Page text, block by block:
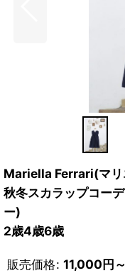
Mariella Ferrari(マリ
秋冬スカラップコー
ー)
2歳4歳6歳
販売価格: 11,000円